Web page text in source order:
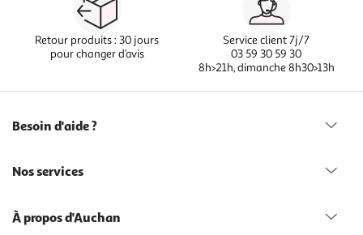
Retour produits : 30 jours
pour changer d’avis
Service client 7j/7
03 59 30 59 30
8h>21h, dimanche 8h30>13h
Besoin d'aide ?
Nos services
À propos d'Auchan